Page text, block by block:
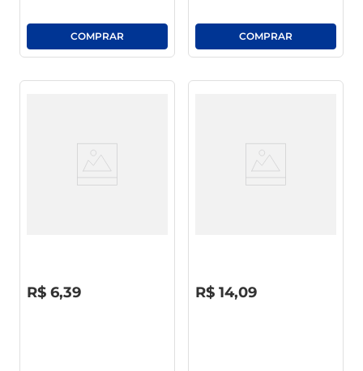
R$ 6,39 R$ 14,09